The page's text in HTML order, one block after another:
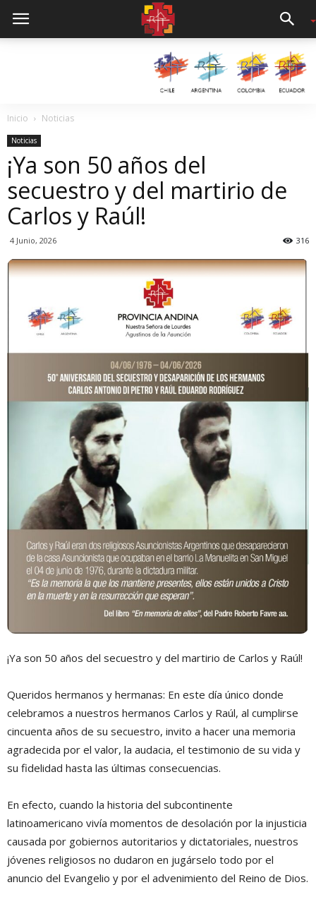
Inicio Noticias
Noticias
¡Ya son 50 años del
secuestro y del martirio de
Carlos y Raúl!
4 Junio, 2026 316
¡Ya son 50 años del secuestro y del martirio de Carlos y Raúl!
Queridos hermanos y hermanas: En este día único donde
celebramos a nuestros hermanos Carlos y Raúl, al cumplirse
cincuenta años de su secuestro, invito a hacer una memoria
agradecida por el valor, la audacia, el testimonio de su vida y
su fidelidad hasta las últimas consecuencias.
En efecto, cuando la historia del subcontinente
latinoamericano vivía momentos de desolación por la injusticia
causada por gobiernos autoritarios y dictatoriales, nuestros
jóvenes religiosos no dudaron en jugárselo todo por el
anuncio del Evangelio y por el advenimiento del Reino de Dios.